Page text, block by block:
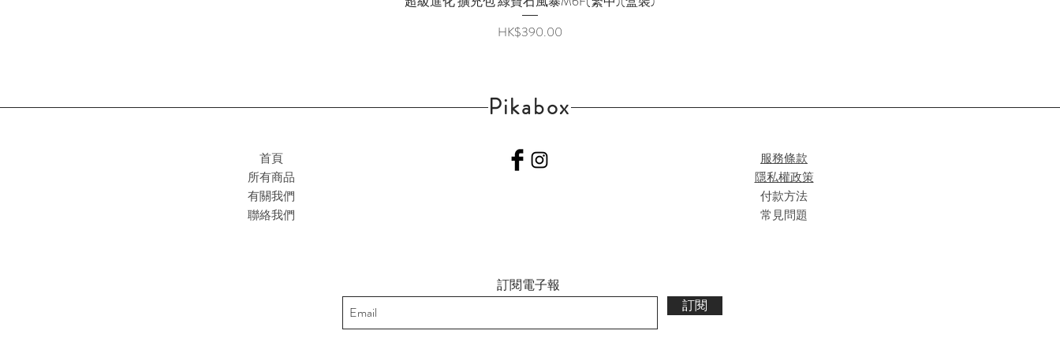
價格
HK$390.00
Pikabox
首頁
所有商品
有關我們
聯絡我們
服務條款
隱私權政策
付款方法
常見問題
訂閱電子報
訂閱